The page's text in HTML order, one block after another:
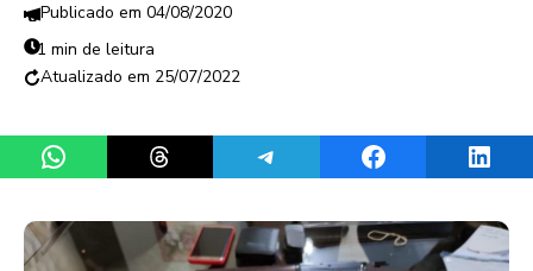
04/08/2020
1 min de leitura
25/07/2022
Share on WhatsAppShare on ThreadsShare on TelegramShare on Facebook